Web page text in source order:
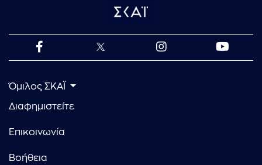
Όμιλος ΣΚΑΪ
Διαφημιστείτε
Επικοινωνία
Βοήθεια